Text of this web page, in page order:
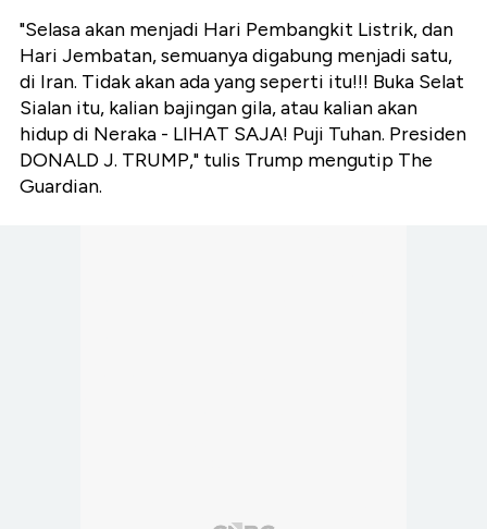
"Selasa akan menjadi Hari Pembangkit Listrik, dan
Hari Jembatan, semuanya digabung menjadi satu,
di Iran. Tidak akan ada yang seperti itu!!! Buka Selat
Sialan itu, kalian bajingan gila, atau kalian akan
hidup di Neraka - LIHAT SAJA! Puji Tuhan. Presiden
DONALD J. TRUMP," tulis Trump mengutip The
Guardian.